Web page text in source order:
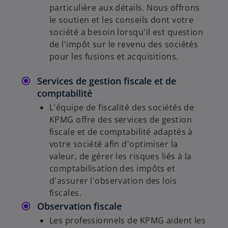
particulière aux détails. Nous offrons
le soutien et les conseils dont votre
société a besoin lorsqu'il est question
de l'impôt sur le revenu des sociétés
pour les fusions et acquisitions.
Services de gestion fiscale et de
comptabilité
L'équipe de fiscalité des sociétés de
KPMG offre des services de gestion
fiscale et de comptabilité adaptés à
votre société afin d'optimiser la
valeur, de gérer les risques liés à la
comptabilisation des impôts et
d'assurer l'observation des lois
fiscales.
Observation fiscale
Les professionnels de KPMG aident les